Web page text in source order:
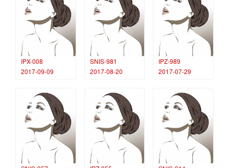
IPX-008
2017-09-09
SNIS-981
2017-08-20
IPZ-989
2017-07-29